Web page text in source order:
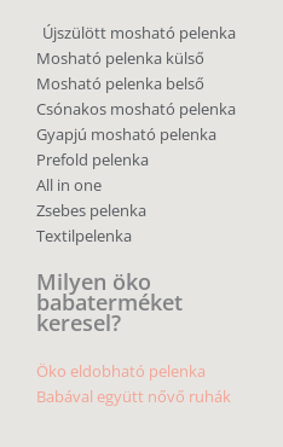
Újszülött mosható pelenka
Mosható pelenka külső
Mosható pelenka belső
Csónakos mosható pelenka
Gyapjú mosható pelenka
Prefold pelenka
All in one
Zsebes pelenka
Textilpelenka
Milyen öko
babaterméket
keresel?
Öko eldobható pelenka
Babával együtt nővő ruhák